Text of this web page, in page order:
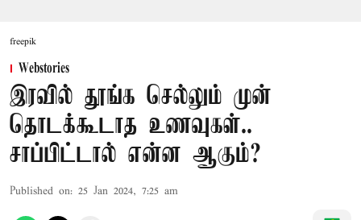
freepik
Webstories
இரவில் தூங்க செல்லும் முன்
தொடக்கூடாத உணவுகள்..
சாப்பிட்டால் என்ன ஆகும்?
Published on: 25 Jan 2024, 7:25 am